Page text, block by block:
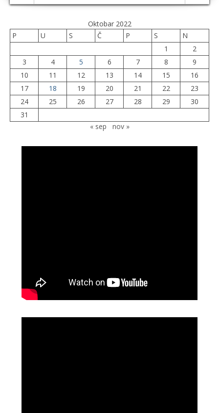
Oktobar 2022
P
U S Č P S
N
1
2
3
4 5 6 7 8
9
10
11 12 13 14 15
16
17
18 19 20 21 22
23
24
25 26 27 28 29
30
31
« sep
nov »